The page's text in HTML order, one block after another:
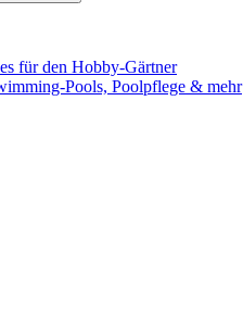
für den Hobby-Gärtner
Pools, Poolpflege & mehr